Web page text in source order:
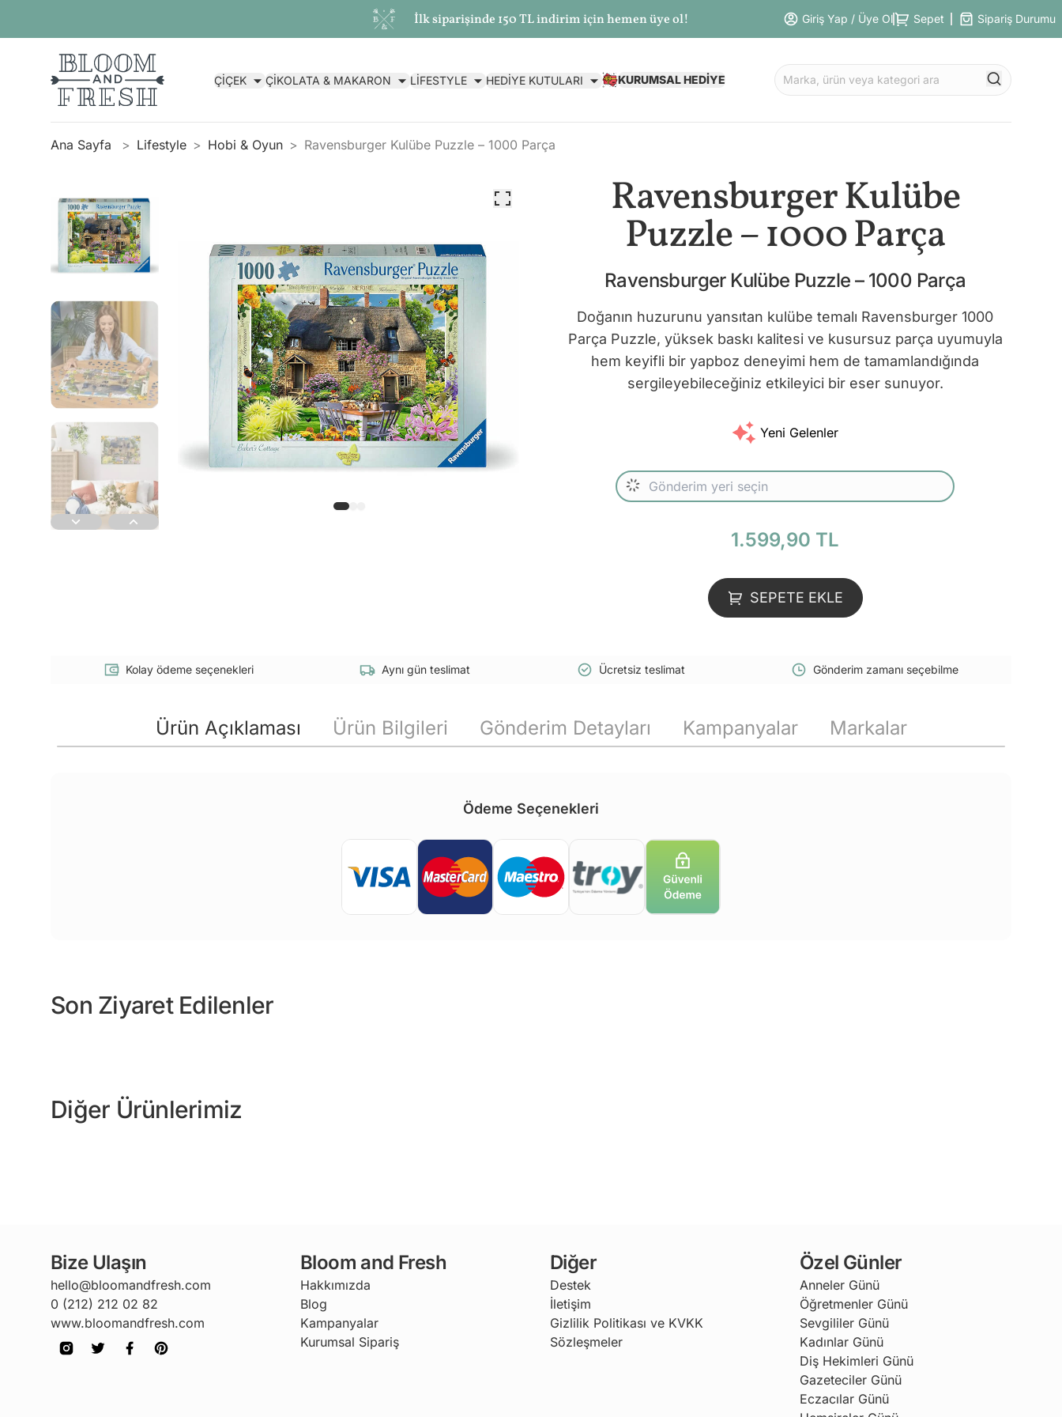
İlk siparişinde 150 TL indirim için hemen üye ol! Giriş Yap / Üye Ol Sepet Sipariş Durumu
ÇİÇEK ÇİKOLATA & MAKARON LİFESTYLE HEDİYE KUTULARI KURUMSAL HEDİYE
Ana Sayfa Lifestyle Hobi & Oyun Ravensburger Kulübe Puzzle – 1000 Parça
Ravensburger Kulübe
Puzzle – 1000 Parça
Ravensburger Kulübe Puzzle – 1000 Parça
Doğanın huzurunu yansıtan kulübe temalı Ravensburger 1000
Parça Puzzle, yüksek baskı kalitesi ve kusursuz parça uyumuyla
hem keyifli bir yapboz deneyimi hem de tamamlandığında
sergileyebileceğiniz etkileyici bir eser sunuyor.
Yeni Gelenler
1.599,90 TL
SEPETE EKLE
Kolay ödeme seçenekleri Aynı gün teslimat Ücretsiz teslimat Gönderim zamanı seçebilme
Ürün Açıklaması Ürün Bilgileri Gönderim Detayları Kampanyalar Markalar
Ödeme Seçenekleri
Son Ziyaret Edilenler
Diğer Ürünlerimiz
Bize Ulaşın
hello@bloomandfresh.com
0 (212) 212 02 82
www.bloomandfresh.com
Bloom and Fresh
Hakkımızda
Blog
Kampanyalar
Kurumsal Sipariş
Diğer
Destek
İletişim
Gizlilik Politikası ve KVKK
Sözleşmeler
Özel Günler
Anneler Günü
Öğretmenler Günü
Sevgililer Günü
Kadınlar Günü
Diş Hekimleri Günü
Gazeteciler Günü
Eczacılar Günü